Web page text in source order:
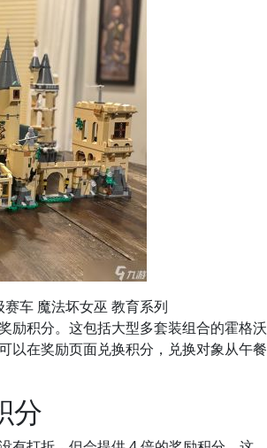
车 魔法坏女巫 教育系列
励积分。这包括大型多套装组合的霍格沃
以在奖励页面兑换积分，兑换对象从午餐
分